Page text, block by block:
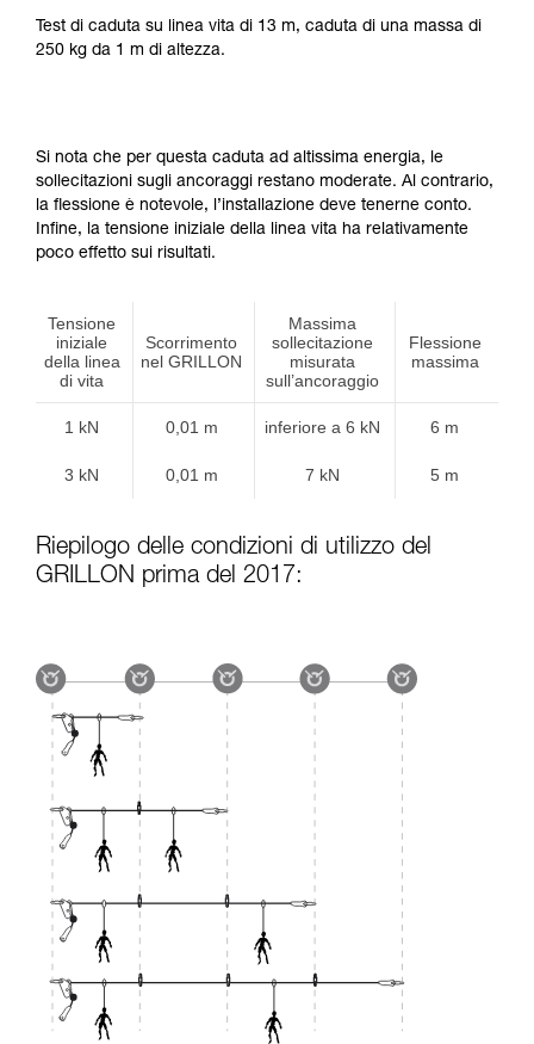
Test di caduta su linea vita di 13 m, caduta di una massa di
250 kg da 1 m di altezza.
Si nota che per questa caduta ad altissima energia, le
sollecitazioni sugli ancoraggi restano moderate. Al contrario,
la flessione è notevole, l’installazione deve tenerne conto.
Infine, la tensione iniziale della linea vita ha relativamente
poco effetto sui risultati.
Tensione
iniziale
della linea
di vita
Scorrimento
nel GRILLON
Massima
sollecitazione
misurata
sull’ancoraggio
Flessione
massima
1 kN 0,01 m inferiore a 6 kN 6 m
3 kN 0,01 m 7 kN 5 m
Riepilogo delle condizioni di utilizzo del
GRILLON prima del 2017: